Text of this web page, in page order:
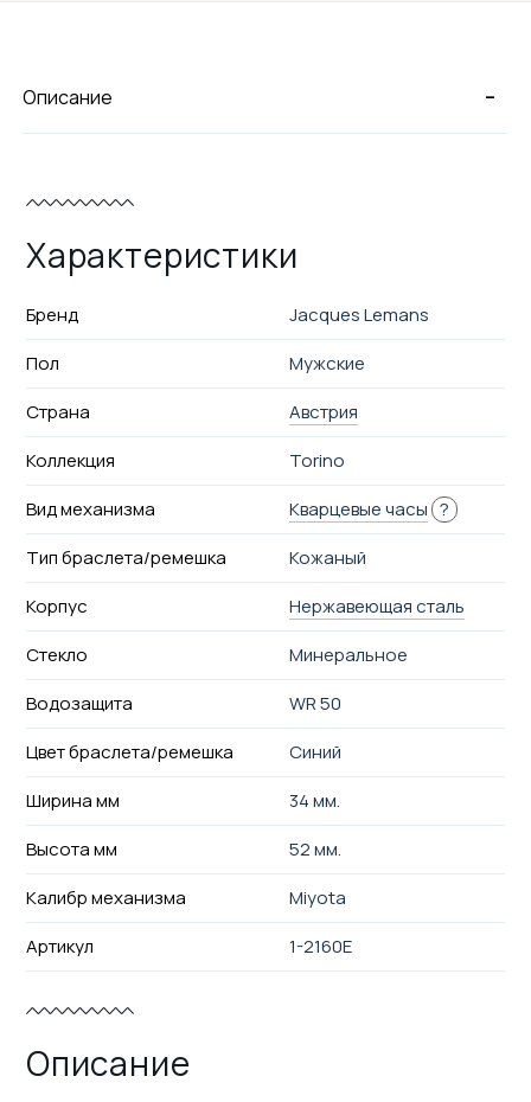
-
Описание
Характеристики
Бренд
Jacques Lemans
Пол
Мужские
Страна
Австрия
Коллекция
Torino
Вид механизма
Кварцевые часы ?
Тип браслета/ремешка
Кожаный
Корпус
Нержавеющая сталь
Стекло
Минеральное
Водозащита
WR 50
Цвет браслета/ремешка
Синий
Ширина мм
34 мм.
Высота мм
52 мм.
Калибр механизма
Miyota
Артикул
1-2160E
Описание